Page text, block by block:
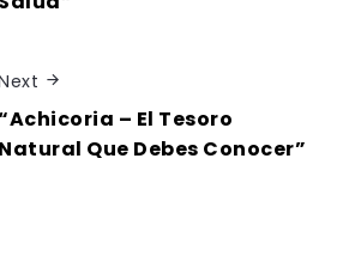
– El Tesoro
Natural Que Debes Conocer”